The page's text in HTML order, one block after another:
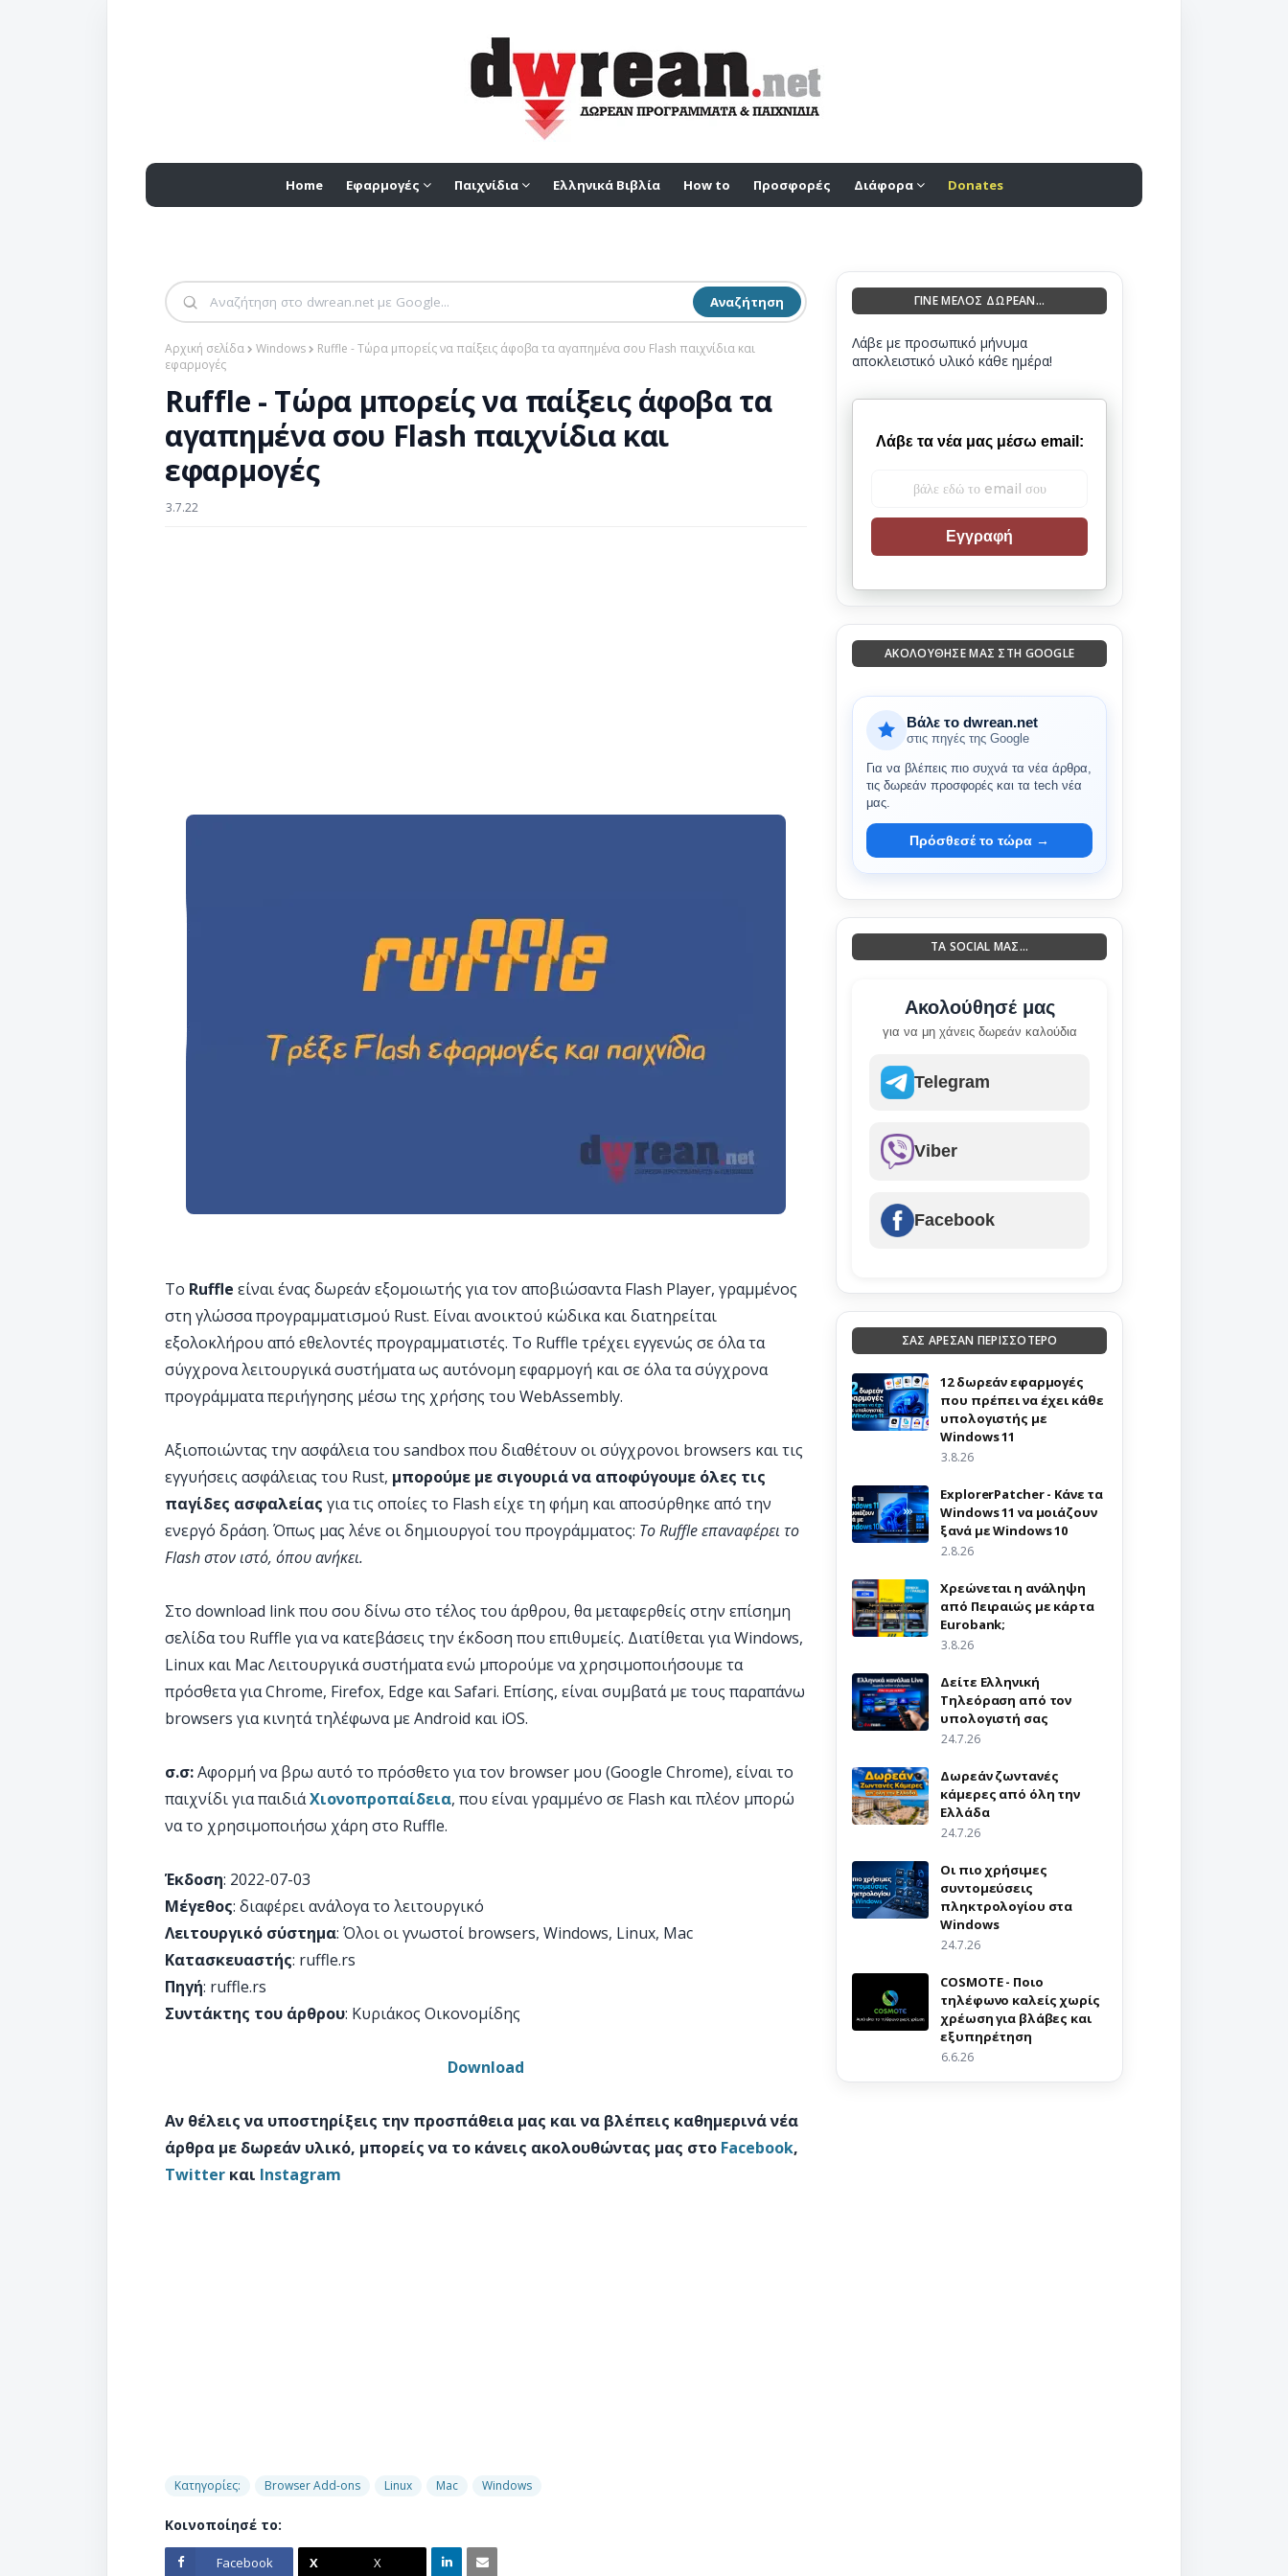
Home Εφαρμογές Παιχνίδια Ελληνικά Βιβλία How to Προσφορές Διάφορα Donates
Αναζήτηση
Αρχική σελίδα Windows
Ruffle - Τώρα μπορείς να παίξεις άφοβα τα αγαπημένα σου Flash παιχνίδια και
εφαρμογές
Ruffle - Τώρα μπορείς να παίξεις άφοβα τα
αγαπημένα σου Flash παιχνίδια και
εφαρμογές
3.7.22
Το Ruffle είναι ένας δωρεάν εξομοιωτής για τον αποβιώσαντα Flash Player, γραμμένος
στη γλώσσα προγραμματισμού Rust. Είναι ανοικτού κώδικα και διατηρείται
εξολοκλήρου από εθελοντές προγραμματιστές. Το Ruffle τρέχει εγγενώς σε όλα τα
σύγχρονα λειτουργικά συστήματα ως αυτόνομη εφαρμογή και σε όλα τα σύγχρονα
προγράμματα περιήγησης μέσω της χρήσης του WebAssembly.
Αξιοποιώντας την ασφάλεια του sandbox που διαθέτουν οι σύγχρονοι browsers και τις
εγγυήσεις ασφάλειας του Rust, μπορούμε με σιγουριά να αποφύγουμε όλες τις
παγίδες ασφαλείας για τις οποίες το Flash είχε τη φήμη και αποσύρθηκε από την
ενεργό δράση. Όπως μας λένε οι δημιουργοί του προγράμματος: Το Ruffle επαναφέρει το
Flash στον ιστό, όπου ανήκει.
Στο download link που σου δίνω στο τέλος του άρθρου, θα μεταφερθείς στην επίσημη
σελίδα του Ruffle για να κατεβάσεις την έκδοση που επιθυμείς. Διατίθεται για Windows,
Linux και Mac Λειτουργικά συστήματα ενώ μπορούμε να χρησιμοποιήσουμε τα
πρόσθετα για Chrome, Firefox, Edge και Safari. Επίσης, είναι συμβατά με τους παραπάνω
browsers για κινητά τηλέφωνα με Android και iOS.
σ.σ:Αφορμή να βρω αυτό το πρόσθετο για τον browser μου (Google Chrome), είναι το
παιχνίδι για παιδιάΧιονοπροπαίδεια, που είναι γραμμένο σε Flash και πλέον μπορώ
να το χρησιμοποιήσω χάρη στο Ruffle.
Έκδοση: 2022-07-03
Μέγεθος: διαφέρει ανάλογα το λειτουργικό
Λειτουργικό σύστημα: Όλοι οι γνωστοί browsers, Windows, Linux, Mac
Κατασκευαστής: ruffle.rs
Πηγή: ruffle.rs
Συντάκτης του άρθρου: Κυριάκος Οικονομίδης
Download
Αν θέλεις να υποστηρίξεις την προσπάθεια μας και να βλέπεις καθημερινά νέα
άρθρα με δωρεάν υλικό, μπορείς να το κάνεις ακολουθώντας μας στο Facebook,
Twitter και Instagram
Κατηγορίες: Browser Add-ons Linux Mac Windows
Κοινοποίησέ το:
Facebook X
ΓΙΝΕ ΜΕΛΟΣ ΔΩΡΕΑΝ...
Λάβε με προσωπικό μήνυμα
αποκλειστικό υλικό κάθε ημέρα!
Λάβε τα νέα μας μέσω email:
Εγγραφή
ΑΚΟΛΟΎΘΗΣΈ ΜΑΣ ΣΤΗ GOOGLE
Βάλε το dwrean.net
στις πηγές της Google
Για να βλέπεις πιο συχνά τα νέα άρθρα,
τις δωρεάν προσφορές και τα tech νέα
μας.
Πρόσθεσέ το τώρα →
ΤΑ SOCIAL ΜΑΣ...
Ακολούθησέ μας
για να μη χάνεις δωρεάν καλούδια
Telegram
Viber
Facebook
ΣΑΣ ΑΡΕΣΑΝ ΠΕΡΙΣΣΟΤΕΡΟ
12 δωρεάν εφαρμογές
που πρέπει να έχει κάθε
υπολογιστής με
Windows 11
3.8.26
ExplorerPatcher - Κάνε τα
Windows 11 να μοιάζουν
ξανά με Windows 10
2.8.26
Χρεώνεται η ανάληψη
από Πειραιώς με κάρτα
Eurobank;
3.8.26
Δείτε Ελληνική
Τηλεόραση από τον
υπολογιστή σας
24.7.26
Δωρεάν ζωντανές
κάμερες από όλη την
Ελλάδα
24.7.26
Οι πιο χρήσιμες
συντομεύσεις
πληκτρολογίου στα
Windows
24.7.26
COSMOTE - Ποιο
τηλέφωνο καλείς χωρίς
χρέωση για βλάβες και
εξυπηρέτηση
6.6.26